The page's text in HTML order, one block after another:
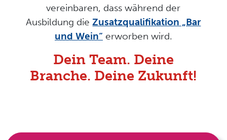
vereinbaren, dass während der
Ausbildung dieZusatzqualifikation „Bar
und Wein“ erworben wird.
Dein Team. Deine
Branche. Deine Zukunft!